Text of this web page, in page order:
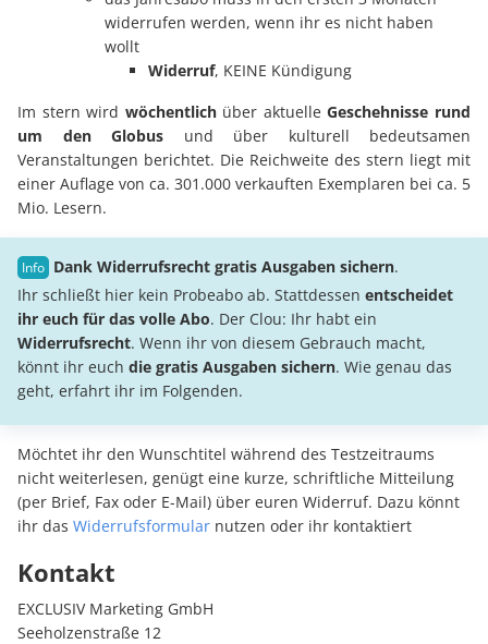
widerrufen werden, wenn ihr es nicht haben
wollt
Widerruf, KEINE Kündigung
Im stern wird wöchentlichüber aktuelleGeschehnisse rund
um den Globus und über kulturell bedeutsamen
Veranstaltungen berichtet. Die Reichweite des stern liegt mit
einer Auflage von ca. 301.000 verkauften Exemplaren bei ca. 5
Mio. Lesern.
Dank Widerrufsrecht gratis Ausgaben sichern.
Ihr schließt hier kein Probeabo ab. Stattdessen entscheidet
ihr euch für das volle Abo. Der Clou: Ihr habt ein
Widerrufsrecht. Wenn ihr von diesem Gebrauch macht,
könnt ihr euch die gratis Ausgaben sichern. Wie genau das
geht, erfahrt ihr im Folgenden.
Möchtet ihr den Wunschtitel während des Testzeitraums
nicht weiterlesen, genügt eine kurze, schriftliche Mitteilung
(per Brief, Fax oder E-Mail) über euren Widerruf. Dazu könnt
ihr das Widerrufsformular nutzen oder ihr kontaktiert
Kontakt
EXCLUSIV Marketing GmbH
Seeholzenstraße 12